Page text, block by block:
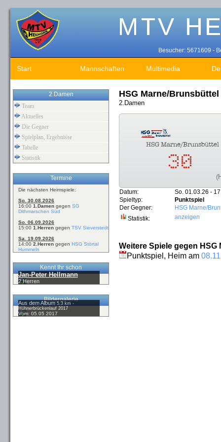
Besucher: 5671609 -
Start Mannschaften Multimedia
2.Damen
Team
Aktuelles
Die Gegner
Spielplan, Ergebnisse
Tabelle
Statistik
Termine
Die nächsten Heimspiele:
So. 30.08.2026
16:00 1.Damen gegen SG
Dithmarschen Süd
So. 06.09.2026
15:00 1.Herren gegen TSV Sieverstedt
Sa. 19.09.2026
14:00 2.Herren gegen HSG Störtal
Hummeln
Kennt Ihr schon
Jan-Peter Hellmann
2.Herren
Bildergalerie
Aus dem Album5,3 km -
Hühnerbrückenlauf 2017
Vom: 05.05.2017
HSG Marne/
2.Damen
Datum:
So. 01.03.26 -
Spieltyp:
Punktspiel
Der Gegner:
HSG Marne/
Statistik:
anzeigen
Weitere Spiele gegen
Punktspiel, Heim am